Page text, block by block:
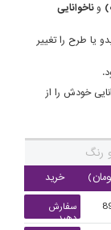
و ناخوانایی
یا طرح را تغییر
خودش را از
رنگ
خرید
سفارش
دهید